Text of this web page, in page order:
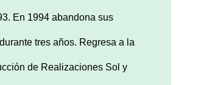
En 1994 abandona sus
tres años. Regresa a la
de Realizaciones Sol y